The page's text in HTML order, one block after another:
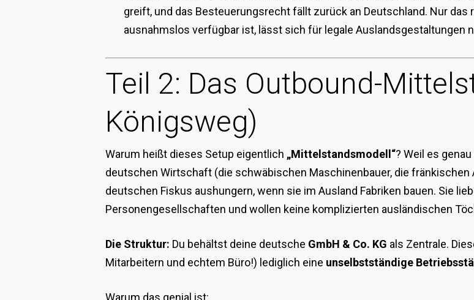
greift, und das Besteuerungsrecht fällt zurück an Deutschland. Nur
ausnahmslos verfügbar ist, lässt sich für legale Auslandsgestaltungen
Teil 2: Das Outbound-
Königsweg)
Warum heißt dieses Setup eigentlich „Mittelstandsmodell“? Weil es
deutschen Wirtschaft (die schwäbischen Maschinenbauer, die
deutschen Fiskus aushungern, wenn sie im Ausland Fabriken bauen. Sie
Personengesellschaften und wollen keine komplizierten ausländischen
Die Struktur: Du behältst deine deutsche GmbH & Co. KG als Zentrale.
Mitarbeitern und echtem Büro!) lediglich eine unselbstständige
Warum das genial ist: